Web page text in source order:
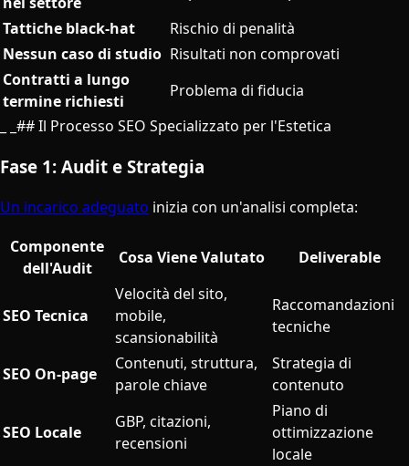
Tattiche black-hat
Rischio di penalità
Nessun caso di studio Risultati non comprovati
Contratti a lungo
termine richiesti
Problema di fiducia
_ _## Il Processo SEO Specializzato per l'Estetica
Fase 1: Audit e Strategia
Un incarico adeguato inizia con un'analisi completa:
Componente
dell'Audit
Cosa Viene Valutato Deliverable
SEO Tecnica
Velocità del sito,
mobile,
scansionabilità
Raccomandazioni
tecniche
SEO On-page
Contenuti, struttura,
parole chiave
Strategia di
contenuto
SEO Locale
GBP, citazioni,
recensioni
Piano di
ottimizzazione
locale